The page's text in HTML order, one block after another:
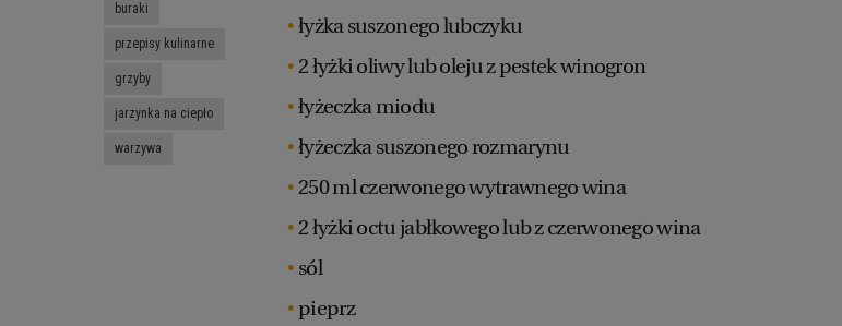
łyżka suszonego lubczyku
2 łyżki oliwy lub oleju z pestek winogron
łyżeczka miodu
łyżeczka suszonego rozmarynu
250 ml czerwonego wytrawnego wina
2 łyżki octu jabłkowego lub z czerwonego wina
sól
pieprz
buraki
przepisy kulinarne
grzyby
jarzynka na ciepło
warzywa